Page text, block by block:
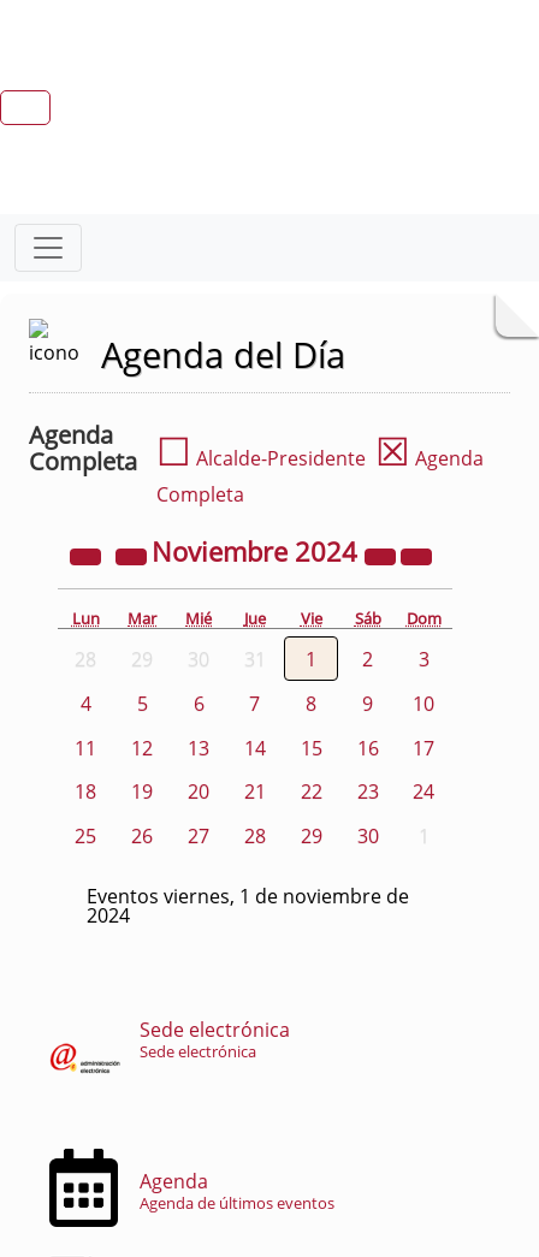
Agenda del Día
Agenda
Completa
☐ Alcalde-Presidente ☒ Agenda
Completa
Noviembre 2024
Lun Mar Mié Jue Vie Sáb Dom
28 29 30 31 1 2
3
4
5 6 7 8 9
10
11
12 13 14 15 16
17
18
19 20 21 22 23
24
25
26 27 28 29 30 1
Eventos viernes, 1 de noviembre de
2024
Sede electrónica
Sede electrónica
Agenda
Agenda de últimos eventos